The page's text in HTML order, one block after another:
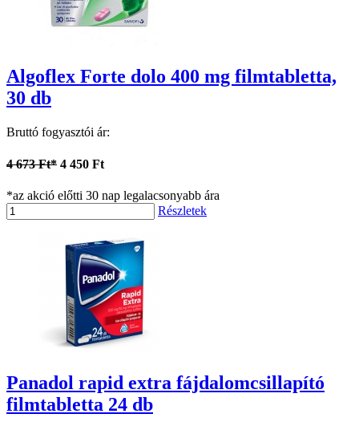
Algoflex Forte dolo 400 mg filmtabletta,
30 db
Bruttó fogyasztói ár:
4 673 Ft* 4 450 Ft
*az akció előtti 30 nap legalacsonyabb ára
Részletek
Panadol rapid extra fájdalomcsillapító
filmtabletta 24 db